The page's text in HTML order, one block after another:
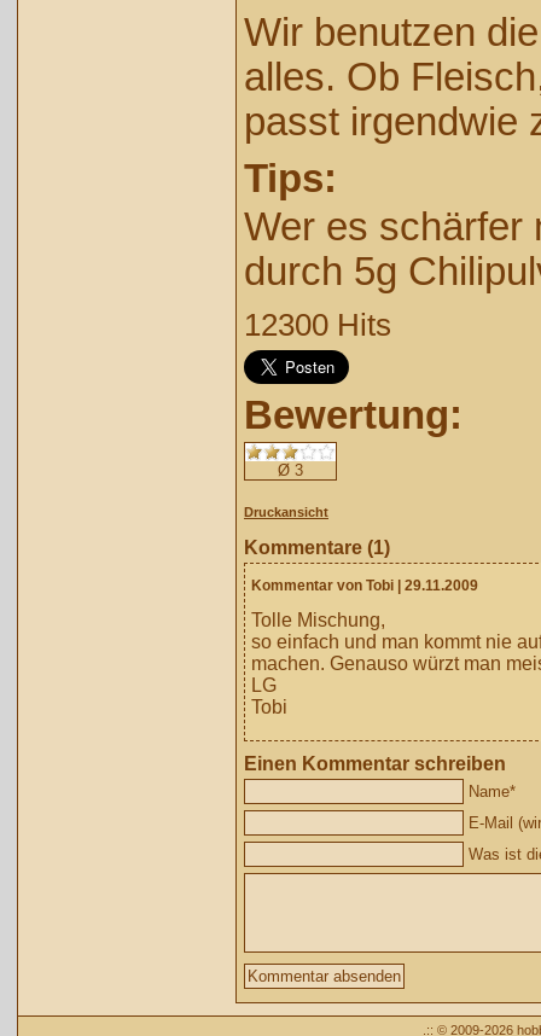
Wir benutzen
alles. Ob
passt irgendwie
Tips:
Wer es schärfer
durch 5g
12300 Hits
Bewertung:
Ø 3
Druckansicht
Kommentare (1)
Kommentar von Tobi | 29.11.2009
Tolle Mischung,
so einfach und man kommt nie
machen. Genauso würzt man
LG
Tobi
Einen Kommentar schreiben
Name*
E-Mail
Was ist
.:: © 2009-2026